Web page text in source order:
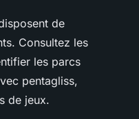
de
Consultez les
les parcs
pentagliss,
de jeux.